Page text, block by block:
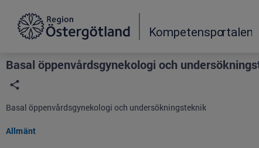
Grade
Portal
Basal öppenvårdsgynekologi och
Basal öppenvårdsgynekologi och undersökningsteknik
Allmänt